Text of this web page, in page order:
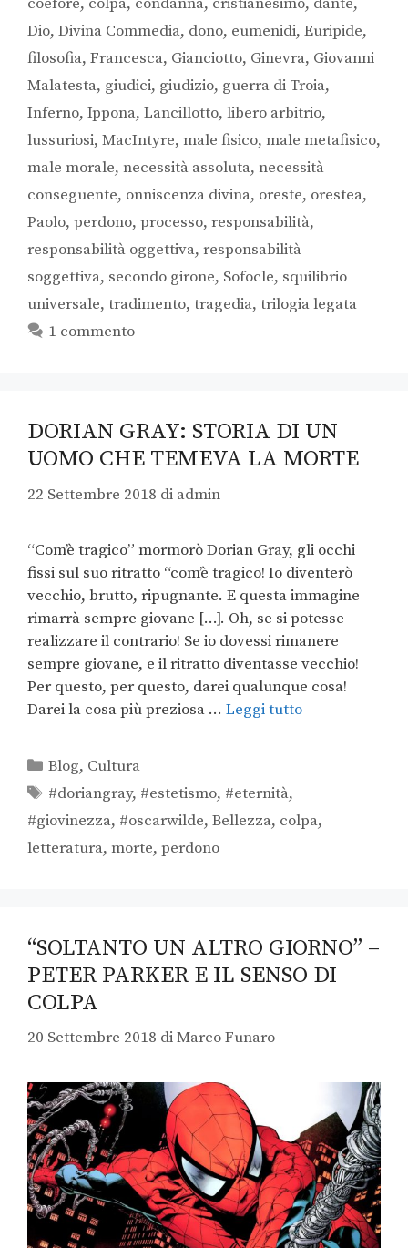
coefore, colpa, condanna, cristianesimo, dante,
Dio, Divina Commedia, dono, eumenidi, Euripide,
filosofia, Francesca, Gianciotto, Ginevra, Giovanni
Malatesta, giudici, giudizio, guerra di Troia,
Inferno, Ippona, Lancillotto, libero arbitrio,
lussuriosi, MacIntyre, male fisico, male metafisico,
male morale, necessità assoluta, necessità
conseguente, onniscenza divina, oreste, orestea,
Paolo, perdono, processo, responsabilità,
responsabilità oggettiva, responsabilità
soggettiva, secondo girone, Sofocle, squilibrio
universale, tradimento, tragedia, trilogia legata
1 commento
DORIAN GRAY: STORIA DI UN
UOMO CHE TEMEVA LA MORTE
22 Settembre 2018 di admin
“Com’è tragico” mormorò Dorian Gray, gli occhi
fissi sul suo ritratto “com’è tragico! Io diventerò
vecchio, brutto, ripugnante. E questa immagine
rimarrà sempre giovane […]. Oh, se si potesse
realizzare il contrario! Se io dovessi rimanere
sempre giovane, e il ritratto diventasse vecchio!
Per questo, per questo, darei qualunque cosa!
Darei la cosa più preziosa … Leggi tutto
Blog, Cultura
#doriangray, #estetismo, #eternità,
#giovinezza, #oscarwilde, Bellezza, colpa,
letteratura, morte, perdono
“SOLTANTO UN ALTRO GIORNO” –
PETER PARKER E IL SENSO DI
COLPA
20 Settembre 2018 diMarco Funaro